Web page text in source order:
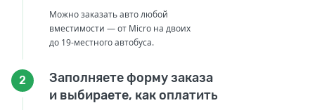
Можно заказать авто любой
вместимости — от Micro на двоих
до 19-местного автобуса.
2
Заполняете форму заказа
и выбираете, как оплатить